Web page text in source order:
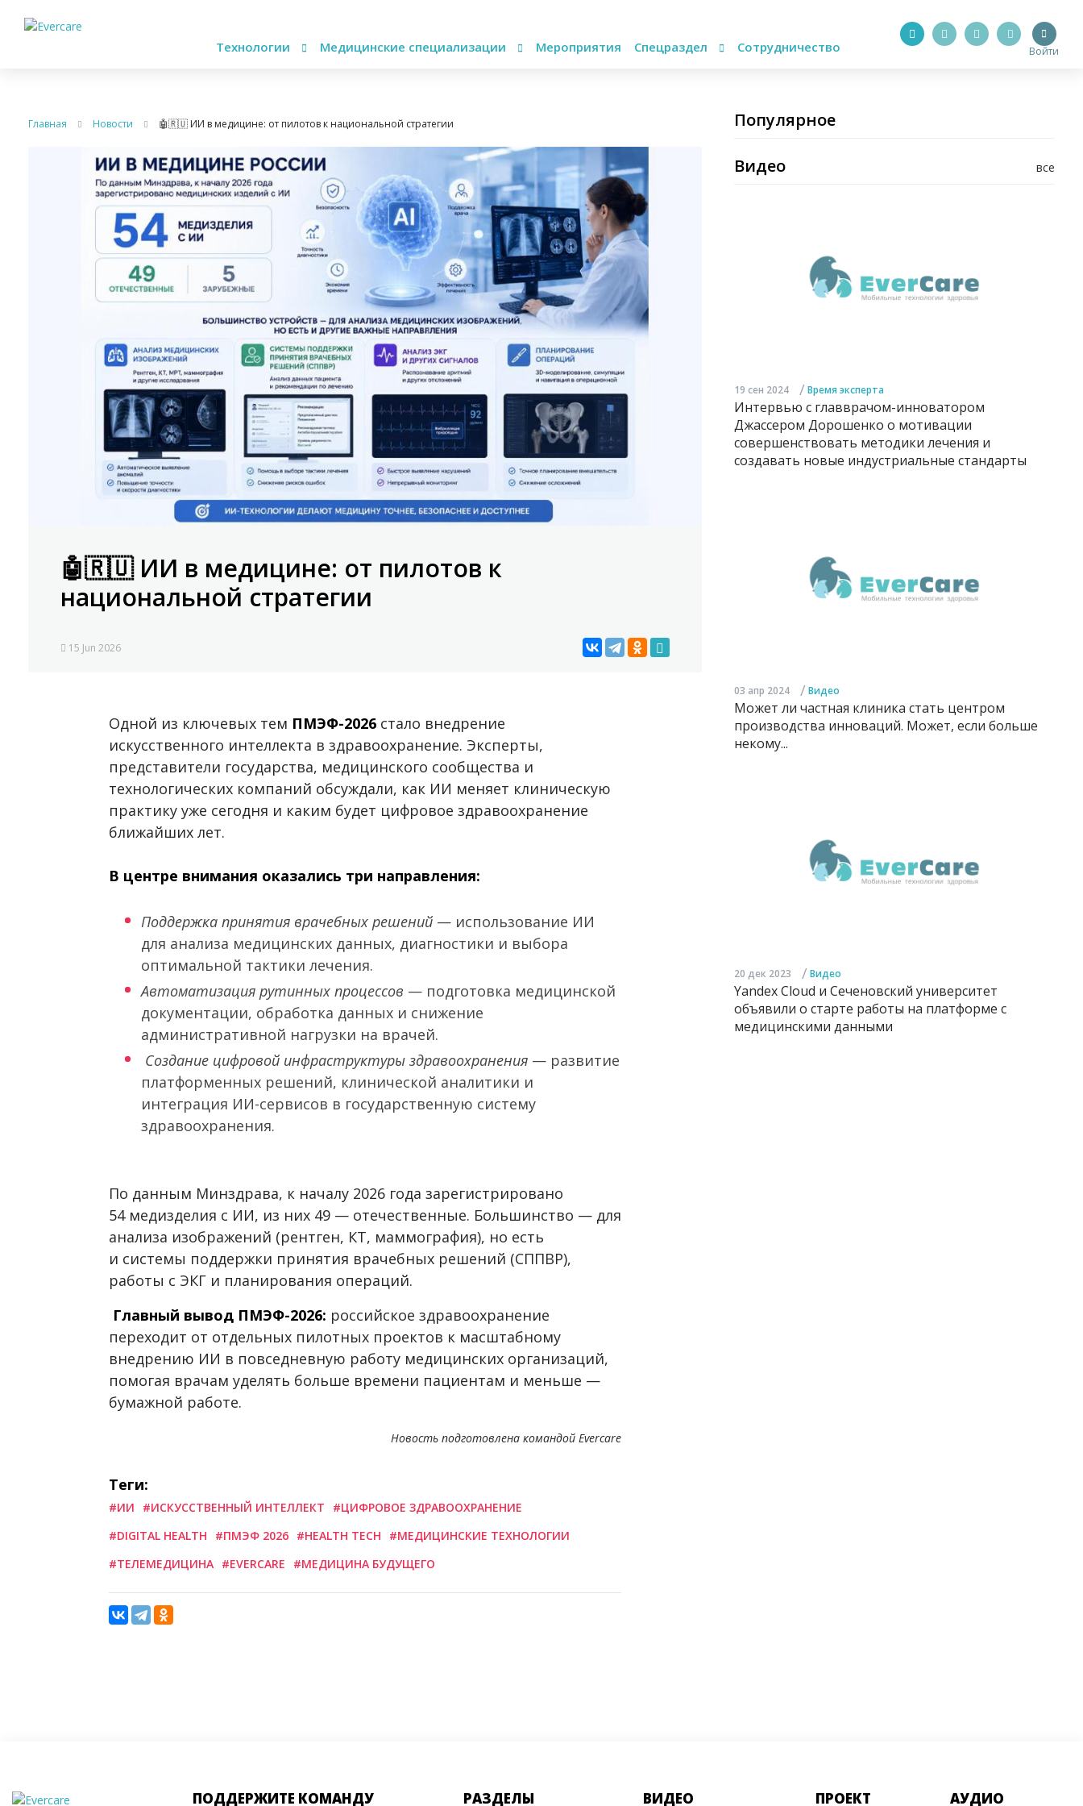
Технологии Медицинские специализации Мероприятия Спецраздел Сотрудничество Войти
Главная Новости 🤖🇷🇺 ИИ в медицине: от пилотов к национальной стратегии
🤖🇷🇺 ИИ в медицине: от пилотов к
национальной стратегии
15 Jun 2026
Одной из ключевых тем ПМЭФ-2026 стало внедрение
искусственного интеллекта в здравоохранение. Эксперты,
представители государства, медицинского сообщества и
технологических компаний обсуждали, как ИИ меняет клиническую
практику уже сегодня и каким будет цифровое здравоохранение
ближайших лет.
В центре внимания оказались три направления:
Поддержка принятия врачебных решений — использование ИИ
для анализа медицинских данных, диагностики и выбора
оптимальной тактики лечения.
Автоматизация рутинных процессов — подготовка медицинской
документации, обработка данных и снижение
административной нагрузки на врачей.
Создание цифровой инфраструктуры здравоохранения — развитие
платформенных решений, клинической аналитики и
интеграция ИИ-сервисов в государственную систему
здравоохранения.
По данным Минздрава, к началу 2026 года зарегистрировано
54 медизделия с ИИ, из них 49 — отечественные. Большинство — для
анализа изображений (рентген, КТ, маммография), но есть
и системы поддержки принятия врачебных решений (СППВР),
работы с ЭКГ и планирования операций.
Главный вывод ПМЭФ-2026: российское здравоохранение
переходит от отдельных пилотных проектов к масштабному
внедрению ИИ в повседневную работу медицинских организаций,
помогая врачам уделять больше времени пациентам и меньше —
бумажной работе.
Новость подготовлена командой Evercare
Теги:
#ИИ #ИСКУССТВЕННЫЙ ИНТЕЛЛЕКТ
#ЦИФРОВОЕ ЗДРАВООХРАНЕНИЕ
#DIGITAL HEALTH
#ПМЭФ 2026 #HEALTH TECH
#МЕДИЦИНСКИЕ ТЕХНОЛОГИИ
#ТЕЛЕМЕДИЦИНА #EVERCARE #МЕДИЦИНА БУДУЩЕГО
Популярное
все
Видео
19 сен 2024 / Время эксперта
Интервью с главврачом-инноватором
Джассером Дорошенко о мотивации
совершенствовать методики лечения и
создавать новые индустриальные стандарты
03 апр 2024 / Видео
Может ли частная клиника стать центром
производства инноваций. Может, если больше
некому...
20 дек 2023 / Видео
Yandex Cloud и Сеченовский университет
объявили о старте работы на платформе с
медицинскими данными
ПОДДЕРЖИТЕ КОМАНДУ РАЗДЕЛЫ ВИДЕО ПРОЕКТ АУДИО